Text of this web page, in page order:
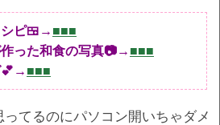
シピ🍱→ ■■■
った和食の写真📷→ ■■■
💕→ ■■■
てるのにパソコン開いちゃダメ